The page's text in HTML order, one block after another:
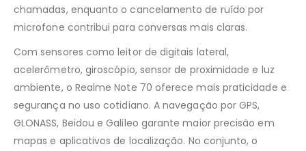
chamadas, enquanto o cancelamento de ruído por
microfone contribui para conversas mais claras.
Com sensores como leitor de digitais lateral,
acelerômetro, giroscópio, sensor de proximidade e luz
ambiente, o Realme Note 70 oferece mais praticidade e
segurança no uso cotidiano. A navegação por GPS,
GLONASS, Beidou e Galileo garante maior precisão em
mapas e aplicativos de localização. No conjunto, o